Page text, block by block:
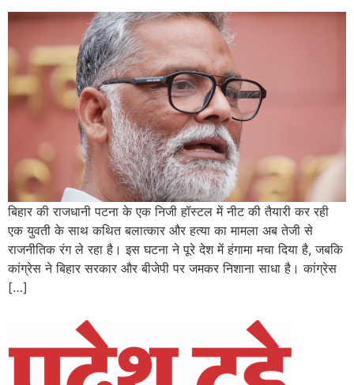
बिहार की राजधानी पटना के एक निजी हॉस्टल में नीट की तैयारी कर रही
एक युवती के साथ कथित बलात्कार और हत्या का मामला अब तेजी से
राजनीतिक रंग ले रहा है। इस घटना ने पूरे देश में हंगामा मचा दिया है, जबकि
कांग्रेस ने बिहार सरकार और बीजेपी पर जमकर निशाना साधा है। कांग्रेस
[…]